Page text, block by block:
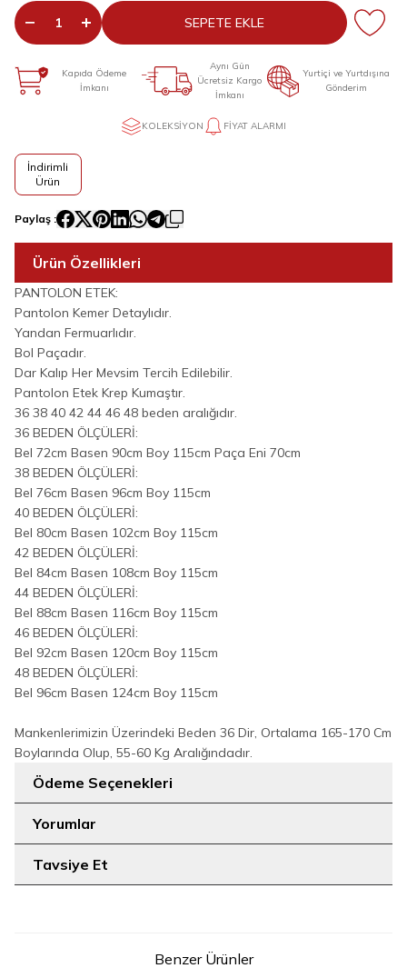
SEPETE EKLE
Kapıda Ödeme
İmkanı
Aynı Gün
Ücretsiz Kargo
İmkanı
Yurtiçi ve Yurtdışına
Gönderim
KOLEKSIYON FIYAT ALARMI
İndirimli
Ürün
Paylaş :
Ürün Özellikleri
PANTOLON ETEK:
Pantolon Kemer Detaylıdır.
Yandan Fermuarlıdır.
Bol Paçadır.
Dar Kalıp Her Mevsim Tercih Edilebilir.
Pantolon Etek Krep Kumaştır.
36 38 40 42 44 46 48 beden aralığıdır.
36 BEDEN ÖLÇÜLERİ:
Bel 72cm Basen 90cm Boy 115cm Paça Eni 70cm
38 BEDEN ÖLÇÜLERİ:
Bel 76cm Basen 96cm Boy 115cm
40 BEDEN ÖLÇÜLERİ:
Bel 80cm Basen 102cm Boy 115cm
42 BEDEN ÖLÇÜLERİ:
Bel 84cm Basen 108cm Boy 115cm
44 BEDEN ÖLÇÜLERİ:
Bel 88cm Basen 116cm Boy 115cm
46 BEDEN ÖLÇÜLERİ:
Bel 92cm Basen 120cm Boy 115cm
48 BEDEN ÖLÇÜLERİ:
Bel 96cm Basen 124cm Boy 115cm
Mankenlerimizin Üzerindeki Beden 36 Dir, Ortalama 165-170 Cm
Boylarında Olup, 55-60 Kg Aralığındadır.
Ödeme Seçenekleri
Yorumlar
Tavsiye Et
Benzer Ürünler
8